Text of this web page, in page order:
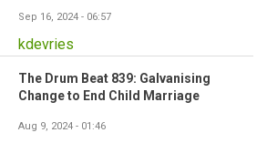
Sep 16, 2024 - 06:57
kdevries
The Drum Beat 839: Galvanising
Change to End Child Marriage
Aug 9, 2024 - 01:46